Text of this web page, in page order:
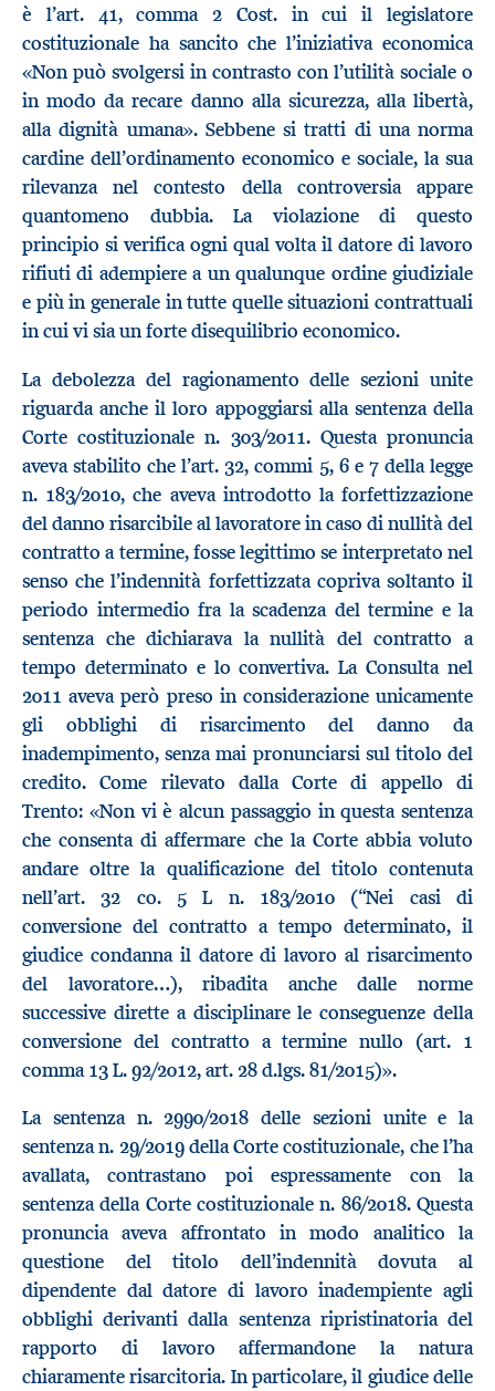
è l’art. 41, comma 2 Cost. in cui il legislatore
costituzionale ha sancito che l’iniziativa economica
«Non può svolgersi in contrasto con l’utilità sociale o
in modo da recare danno alla sicurezza, alla libertà,
alla dignità umana». Sebbene si tratti di una norma
cardine dell’ordinamento economico e sociale, la sua
rilevanza nel contesto della controversia appare
quantomeno dubbia. La violazione di questo
principio si verifica ogni qual volta il datore di lavoro
rifiuti di adempiere a un qualunque ordine giudiziale
e più in generale in tutte quelle situazioni contrattuali
in cui vi sia un forte disequilibrio economico.
La debolezza del ragionamento delle sezioni unite
riguarda anche il loro appoggiarsi alla sentenza della
Corte costituzionale n. 303/2011. Questa pronuncia
aveva stabilito che l’art. 32, commi 5, 6 e 7 della legge
n. 183/2010, che aveva introdotto la forfettizzazione
del danno risarcibile al lavoratore in caso di nullità del
contratto a termine, fosse legittimo se interpretato nel
senso che l’indennità forfettizzata copriva soltanto il
periodo intermedio fra la scadenza del termine e la
sentenza che dichiarava la nullità del contratto a
tempo determinato e lo convertiva. La Consulta nel
2011 aveva però preso in considerazione unicamente
gli obblighi di risarcimento del danno da
inadempimento, senza mai pronunciarsi sul titolo del
credito. Come rilevato dalla Corte di appello di
Trento: «Non vi è alcun passaggio in questa sentenza
che consenta di affermare che la Corte abbia voluto
andare oltre la qualificazione del titolo contenuta
nell’art. 32 co. 5 L n. 183/2010 (“Nei casi di
conversione del contratto a tempo determinato, il
giudice condanna il datore di lavoro al risarcimento
del lavoratore…), ribadita anche dalle norme
successive dirette a disciplinare le conseguenze della
conversione del contratto a termine nullo (art. 1
comma 13 L. 92/2012, art. 28 d.lgs. 81/2015)».
La sentenza n. 2990/2018 delle sezioni unite e la
sentenza n. 29/2019 della Corte costituzionale, che l’ha
avallata, contrastano poi espressamente con la
sentenza della Corte costituzionale n. 86/2018. Questa
pronuncia aveva affrontato in modo analitico la
questione del titolo dell’indennità dovuta al
dipendente dal datore di lavoro inadempiente agli
obblighi derivanti dalla sentenza ripristinatoria del
rapporto di lavoro affermandone la natura
chiaramente risarcitoria. In particolare, il giudice delle